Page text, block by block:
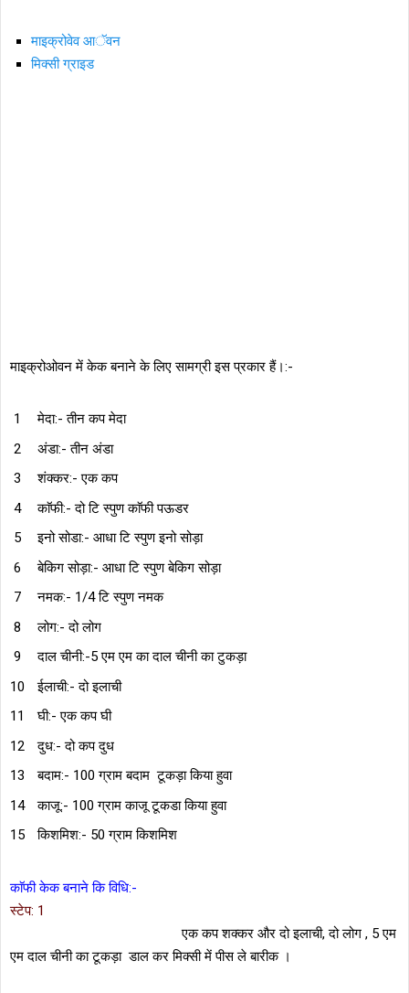
माइक्रोवेव आॅवन
मिक्सी ग्राइड
माइक्रोओवन में केक बनाने के लिए सामग्री इस प्रकार हैं।:-
मेदा:- तीन कप मेदा
अंडा:- तीन अंडा
शंक्कर:- एक कप
काॅफी:- दो टि स्पुण काॅफी पऊडर
इनो सोडा:- आधा टि स्पुण इनो सोड़ा
बेकिग सोड़ा:- आधा टि स्पुण बेकिग सोड़ा
नमक:- 1/4 टि स्पुण नमक
लोग:- दो लोग
दाल चीनी:-5 एम एम का दाल चीनी का टुकड़ा
ईलाची:- दो इलाची
घी:- एक कप घी
दुध:- दो कप दुध
बदाम:- 100 ग्राम बदाम टूकड़ा किया हुवा
काजू:- 100 ग्राम काजू टूकडा किया हुवा
किशमिश:- 50 ग्राम किशमिश
काॅफी केक बनाने कि विधि:-
स्टेप: 1
एक कप शक्कर और दो इलाची, दो लोग , 5 एम
एम दाल चीनी का टूकड़ा डाल कर मिक्सी में पीस ले बारीक ।